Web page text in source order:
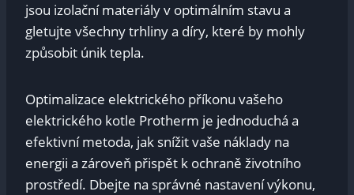
jsou izolační materiály v optimálním stavu a
gletujte všechny trhliny a díry, které by mohly
způsobit únik tepla.
Optimalizace elektrického příkonu vašeho
elektrického kotle Protherm je jednoduchá a
efektivní metoda, jak snížit vaše náklady na
energii a zároveň přispět k ochraně životního
prostředí. Dbejte na správné nastavení výkonu,